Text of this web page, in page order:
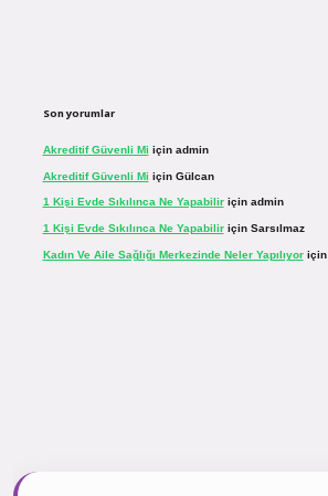
Son yorumlar
Akreditif Güvenli Mi için admin
Akreditif Güvenli Mi için Gülcan
1 Kişi Evde Sıkılınca Ne Yapabiliriçin admin
1 Kişi Evde Sıkılınca Ne Yapabiliriçin Sarsılmaz
Kadın Ve Aile Sağlığı Merkezinde Neler Yapılıyoriçin